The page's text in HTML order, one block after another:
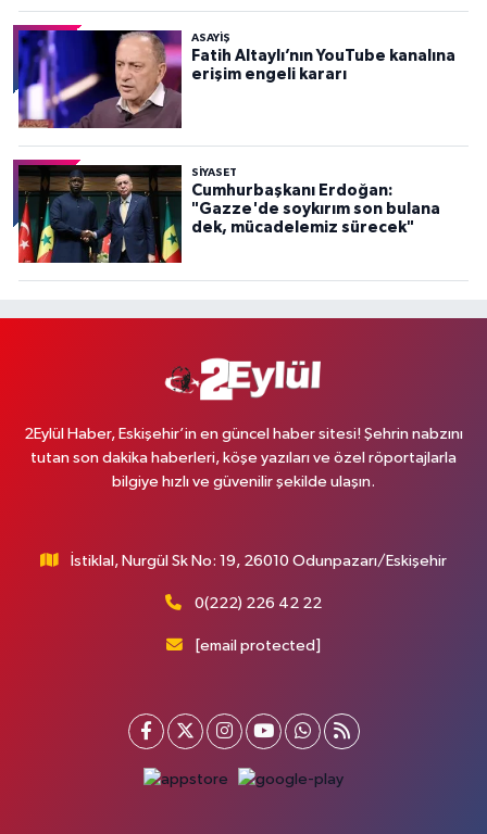
ASAYİŞ
Fatih Altaylı’nın YouTube kanalına
erişim engeli kararı
SİYASET
Cumhurbaşkanı Erdoğan:
"Gazze'de soykırım son bulana
dek, mücadelemiz sürecek"
2Eylül Haber, Eskişehir’in en güncel haber sitesi! Şehrin nabzını
tutan son dakika haberleri, köşe yazıları ve özel röportajlarla
bilgiye hızlı ve güvenilir şekilde ulaşın.
İstiklal, Nurgül Sk No: 19, 26010 Odunpazarı/Eskişehir
0(222) 226 42 22
[email protected]